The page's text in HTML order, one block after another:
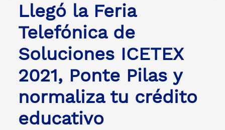
Llegó la Feria
Telefónica de
Soluciones ICETEX
2021, Ponte Pilas y
normaliza tu crédito
educativo